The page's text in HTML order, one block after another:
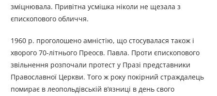
зміцнювала. Привітна усмішка ніколи не щезала з
єпископового обличчя.
1960 р. проголошено амністію, що стосувалася також і
хворого 70-літнього Преосв. Павла. Проти єпископового
звільнення розпочали протест у Празі представники
Православної Церкви. Того ж року покірний страждалець
помирає в леопольдівській в’язниці в день свого